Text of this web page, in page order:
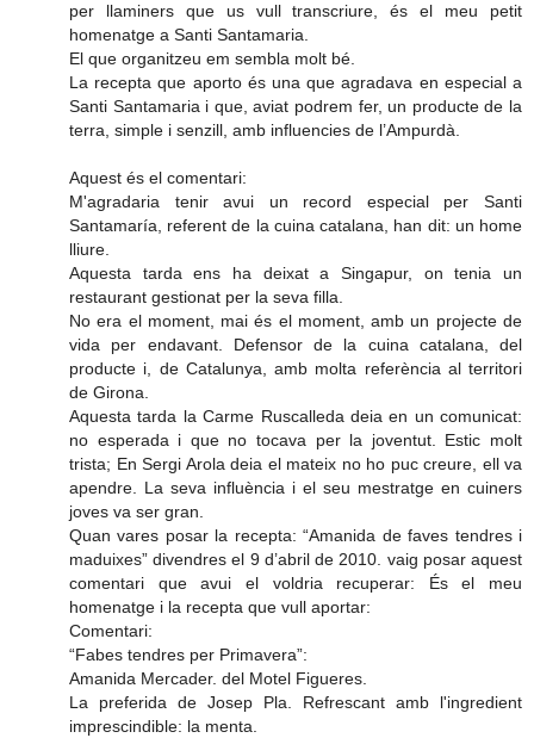
per llaminers que us vull transcriure, és el meu petit
homenatge a Santi Santamaria.
El que organitzeu em sembla molt bé.
La recepta que aporto és una que agradava en especial a
Santi Santamaria i que, aviat podrem fer, un producte de la
terra, simple i senzill, amb influencies de l’Ampurdà.
Aquest és el comentari:
M'agradaria tenir avui un record especial per Santi
Santamaría, referent de la cuina catalana, han dit: un home
lliure.
Aquesta tarda ens ha deixat a Singapur, on tenia un
restaurant gestionat per la seva filla.
No era el moment, mai és el moment, amb un projecte de
vida per endavant. Defensor de la cuina catalana, del
producte i, de Catalunya, amb molta referència al territori
de Girona.
Aquesta tarda la Carme Ruscalleda deia en un comunicat:
no esperada i que no tocava per la joventut. Estic molt
trista; En Sergi Arola deia el mateix no ho puc creure, ell va
apendre. La seva influència i el seu mestratge en cuiners
joves va ser gran.
Quan vares posar la recepta: “Amanida de faves tendres i
maduixes” divendres el 9 d’abril de 2010. vaig posar aquest
comentari que avui el voldria recuperar: És el meu
homenatge i la recepta que vull aportar:
Comentari:
“Fabes tendres per Primavera”:
Amanida Mercader. del Motel Figueres.
La preferida de Josep Pla. Refrescant amb l'ingredient
imprescindible: la menta.